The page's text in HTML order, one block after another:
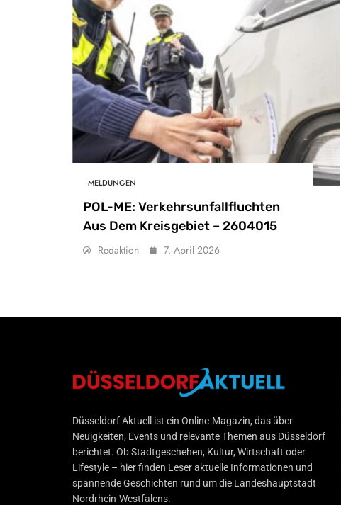
MELDUNGEN
POL-ME: Verkehrsunfallfluchten
Aus Dem Kreisgebiet – 2604015
Redaktion 7. April 2026
Düsseldorf Aktuell
Düsseldorf Aktuell ist ein Online-Magazin, das über
Neuigkeiten, Events und relevante Themen aus Düsseldorf
berichtet. Ob Stadtgeschehen, Kultur, Wirtschaft oder
Lifestyle – hier finden Leser aktuelle Informationen und
spannende Geschichten rund um die Landeshauptstadt
Nordrhein-Westfalens.